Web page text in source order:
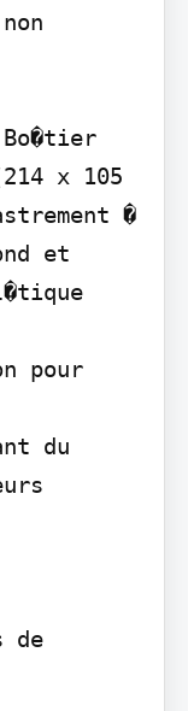
x 105
�
et
pour
du
de